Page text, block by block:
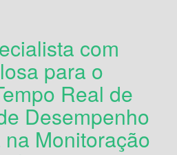
com
para o
Real de
Desempenho
Monitoração